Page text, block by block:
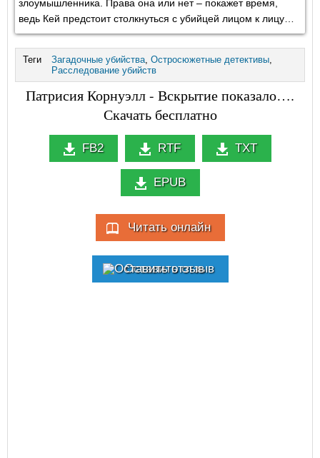
злоумышленника. Права она или нет – покажет время,
ведь Кей предстоит столкнуться с убийцей лицом к лицу…
Теги Загадочные убийства, Остросюжетные детективы,
Расследование убийств
Патрисия Корнуэлл - Вскрытие показало….
Скачать бесплатно
FB2 RTF TXT
EPUB
Читать онлайн
Оставить отзыв